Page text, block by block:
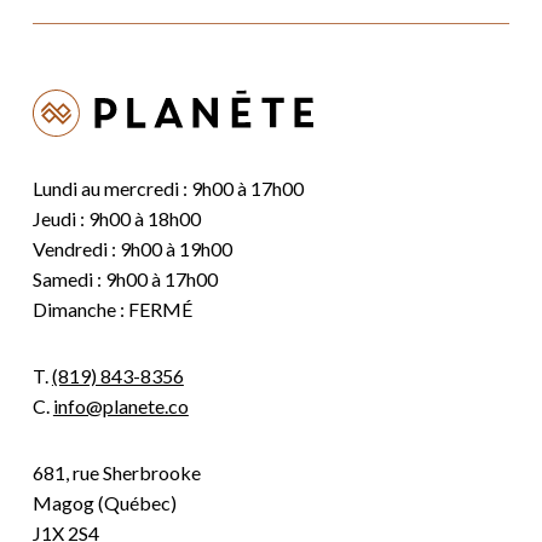
Lundi au mercredi : 9h00 à 17h00
Jeudi : 9h00 à 18h00
Vendredi : 9h00 à 19h00
Samedi : 9h00 à 17h00
Dimanche : FERMÉ
T.(819) 843-8356
C. info@planete.co
681, rue Sherbrooke
Magog (Québec)
J1X 2S4